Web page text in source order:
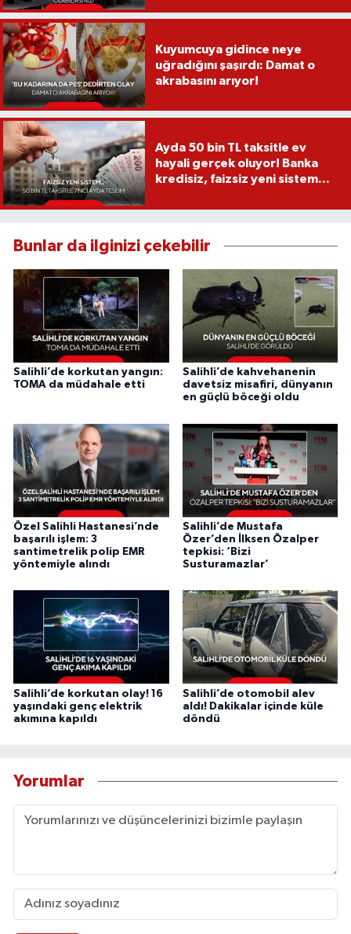
Kuyumcuya gidince neye
uğradığını şaşırdı: Damat o
akrabasını arıyor!
Ayda 50 bin TL taksitle ev
hayali gerçek oluyor! Banka
kredisiz, faizsiz yeni sistem...
Bunlar da ilginizi çekebilir
Salihli’de korkutan yangın:
TOMA da müdahale etti
Salihli’de kahvehanenin
davetsiz misafiri, dünyanın
en güçlü böceği oldu
Özel Salihli Hastanesi’nde
başarılı işlem: 3
santimetrelik polip EMR
yöntemiyle alındı
Salihli’de Mustafa
Özer’den İlksen Özalper
tepkisi: ‘Bizi
Susturamazlar’
Salihli’de korkutan olay! 16
yaşındaki genç elektrik
akımına kapıldı
Salihli’de otomobil alev
aldı! Dakikalar içinde küle
döndü
Yorumlar